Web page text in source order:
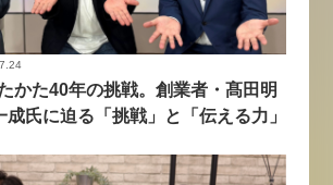
かた40年の挑戦。創業者・髙田明
成氏に迫る「挑戦」と「伝える力」